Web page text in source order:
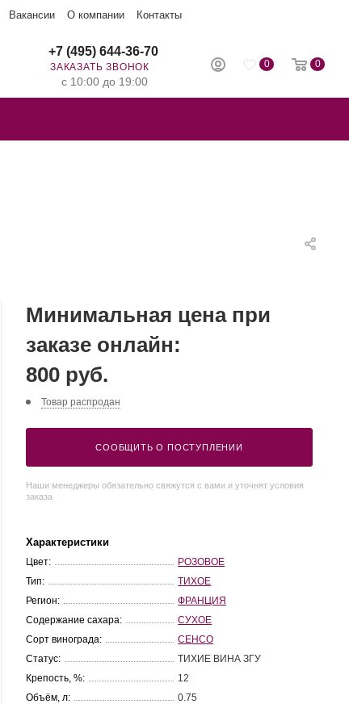
Вакансии О компании Контакты
0 0
+7 (495) 644-36-70
ЗАКАЗАТЬ ЗВОНОК
с 10:00 до 19:00
Минимальная цена при
заказе онлайн:
800 руб.
Товар распродан
СООБЩИТЬ О ПОСТУПЛЕНИИ
Наши менеджеры обязательно свяжутся с вами и уточнят условия
заказа
Характеристики
Цвет:
РОЗОВОЕ
Тип:
ТИХОЕ
Регион:
ФРАНЦИЯ
Содержание сахара:
СУХОЕ
Сорт винограда:
СЕНСО
Статус:
ТИХИЕ ВИНА ЗГУ
Крепость, %:
12
Объём, л:
0.75